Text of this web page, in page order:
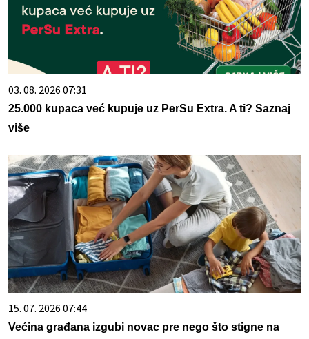
03. 08. 2026 07:31
25.000 kupaca već kupuje uz PerSu Extra. A ti? Saznaj
više
15. 07. 2026 07:44
Većina građana izgubi novac pre nego što stigne na